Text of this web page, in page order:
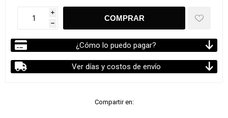
i
h
¿Cómo lo puedo pagar?
Ver días y costos de envío
Compartir en: